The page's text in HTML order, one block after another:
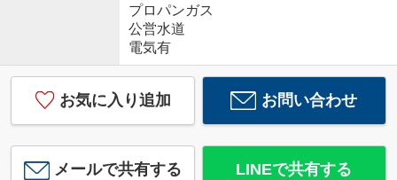
プロパンガス
公営水道
電気有
お気に入り追加 お問い合わせ
メールで共有する LINEで共有する